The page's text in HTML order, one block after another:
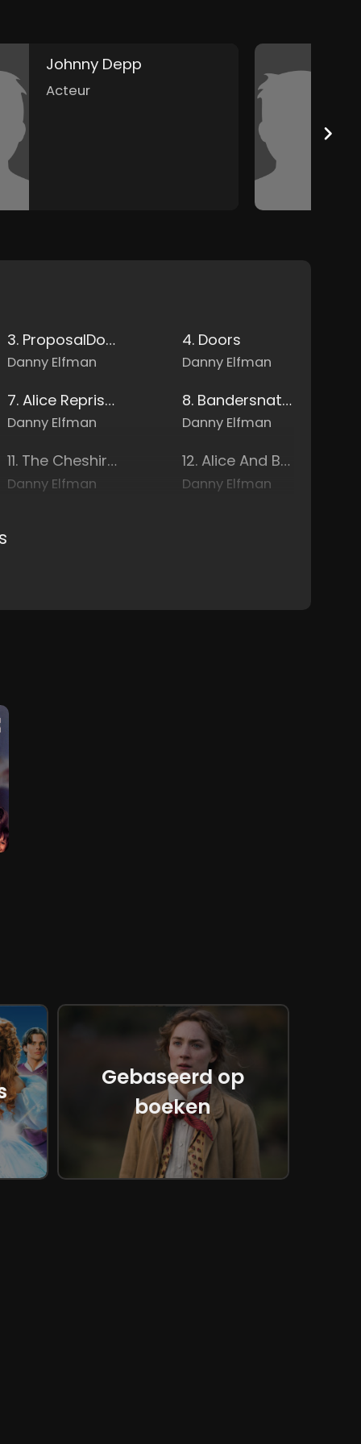
Johnny Depp
Acteur
3. ProposalDown the Hole
Danny Elfman
4. Doors
Danny Elfman
7. Alice Reprise #1
Danny Elfman
8. Bandersnatched
Danny Elfman
11. The Cheshire Cat
Danny Elfman
12. Alice And Bayard's Journey
Danny Elfman
Gebaseerd op
boeken